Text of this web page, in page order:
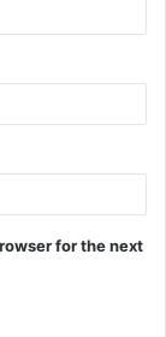
for the next